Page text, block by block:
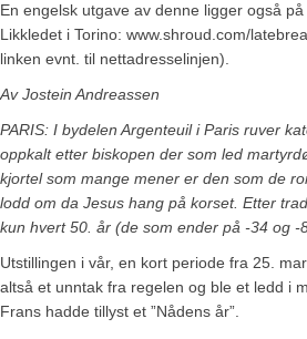
Nyhetsarkiv
Om oss
En engelsk utgave av denne ligger også
Likkledet i Torino: www.shroud.com/
linken evnt. til nettadresselinjen).
Av Jostein Andreassen
PARIS: I bydelen Argenteuil i Paris ruver
oppkalt etter biskopen der som led
kjortel som mange mener er den som de
lodd om da Jesus hang på korset. Etter
kun hvert 50. år (de som ender på -34 og -
Utstillingen i vår, en kort periode fra 25.
altså et unntak fra regelen og ble et ledd i
Frans hadde tillyst et ”Nådens år”.